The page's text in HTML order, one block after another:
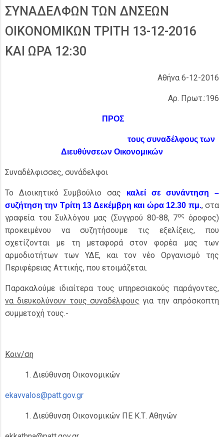
ΣΥΝΑΔΕΛΦΩΝ ΤΩΝ ΔΝΣΕΩΝ
ΟΙΚΟΝΟΜΙΚΩΝ ΤΡΙΤΗ 13-12-2016
ΚΑΙ ΩΡΑ 12:30
Αθήνα 6-12-2016
Αρ. Πρωτ.:196
ΠΡΟΣ
τους συναδέλφους των
Διευθύνσεων Οικονομικών
Συναδέλφισσες, συνάδελφοι
Το Διοικητικό Συμβούλιο σας
καλεί σε συνάντηση –
συζήτηση την Τρίτη 13 Δεκέμβρη και ώρα 12.30 πμ., στα
γραφεία του Συλλόγου μας (Συγγρού 80-88, 7ος
όροφος)
προκειμένου να συζητήσουμε τις εξελίξεις, που
σχετίζονται με τη μεταφορά στον φορέα μας των
αρμοδιοτήτων των ΥΔΕ, και τον νέο Οργανισμό της
Περιφέρειας Αττικής, που ετοιμάζεται.
Παρακαλούμε ιδιαίτερα τους υπηρεσιακούς παράγοντες,
να διευκολύνουν τους συναδέλφους για την απρόσκοπτη
συμμετοχή τους.-
Κοιν/ση
Διεύθυνση Οικονομικών
ekavvalos@patt.gov.gr
Διεύθυνση Οικονομικών ΠΕ Κ.Τ. Αθηνών